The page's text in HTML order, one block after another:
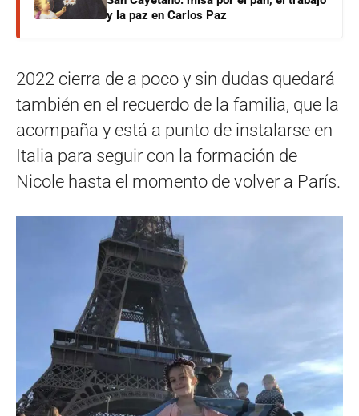
y la paz en Carlos Paz
2022 cierra de a poco y sin dudas quedará
también en el recuerdo de la familia, que la
acompaña y está a punto de instalarse en
Italia para seguir con la formación de
Nicole hasta el momento de volver a París.